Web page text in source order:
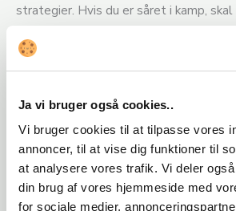
Ja vi bruger også cookies..
Vi bruger cookies til at tilpasse vores
annoncer, til at vise dig funktioner til
at analysere vores trafik. Vi deler
din brug af vores hjemmeside med
for sociale medier,
strategier. Hvis du er såret i kamp, skal
holdkammerat går ned, skal du hente
dem til et sikkert sted, før de kan få
skader.
TILPAS DIN GHOST
Opret din karakter og vælg blandt
tilpasningskombinationer for at skabe
Loot materialer fra verden, craft og